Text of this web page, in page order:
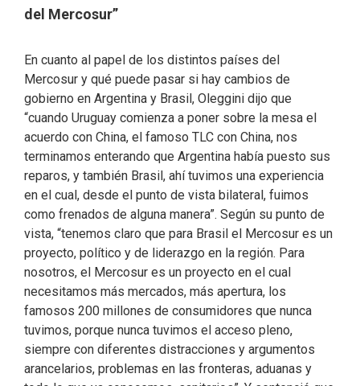
del Mercosur”
En cuanto al papel de los distintos países del
Mercosur y qué puede pasar si hay cambios de
gobierno en Argentina y Brasil, Oleggini dijo que
“cuando Uruguay comienza a poner sobre la mesa el
acuerdo con China, el famoso TLC con China, nos
terminamos enterando que Argentina había puesto sus
reparos, y también Brasil, ahí tuvimos una experiencia
en el cual, desde el punto de vista bilateral, fuimos
como frenados de alguna manera”. Según su punto de
vista, “tenemos claro que para Brasil el Mercosur es un
proyecto, político y de liderazgo en la región. Para
nosotros, el Mercosur es un proyecto en el cual
necesitamos más mercados, más apertura, los
famosos 200 millones de consumidores que nunca
tuvimos, porque nunca tuvimos el acceso pleno,
siempre con diferentes distracciones y argumentos
arancelarios, problemas en las fronteras, aduanas y